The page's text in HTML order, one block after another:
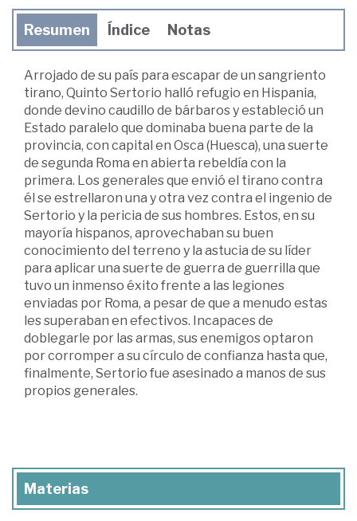
Resumen Índice Notas
Arrojado de su país para escapar de un sangriento
tirano, Quinto Sertorio halló refugio en Hispania,
donde devino caudillo de bárbaros y estableció un
Estado paralelo que dominaba buena parte de la
provincia, con capital en Osca (Huesca), una suerte
de segunda Roma en abierta rebeldía con la
primera. Los generales que envió el tirano contra
él se estrellaron una y otra vez contra el ingenio de
Sertorio y la pericia de sus hombres. Estos, en su
mayoría hispanos, aprovechaban su buen
conocimiento del terreno y la astucia de su líder
para aplicar una suerte de guerra de guerrilla que
tuvo un inmenso éxito frente a las legiones
enviadas por Roma, a pesar de que a menudo estas
les superaban en efectivos. Incapaces de
doblegarle por las armas, sus enemigos optaron
por corromper a su círculo de confianza hasta que,
finalmente, Sertorio fue asesinado a manos de sus
propios generales.
Materias